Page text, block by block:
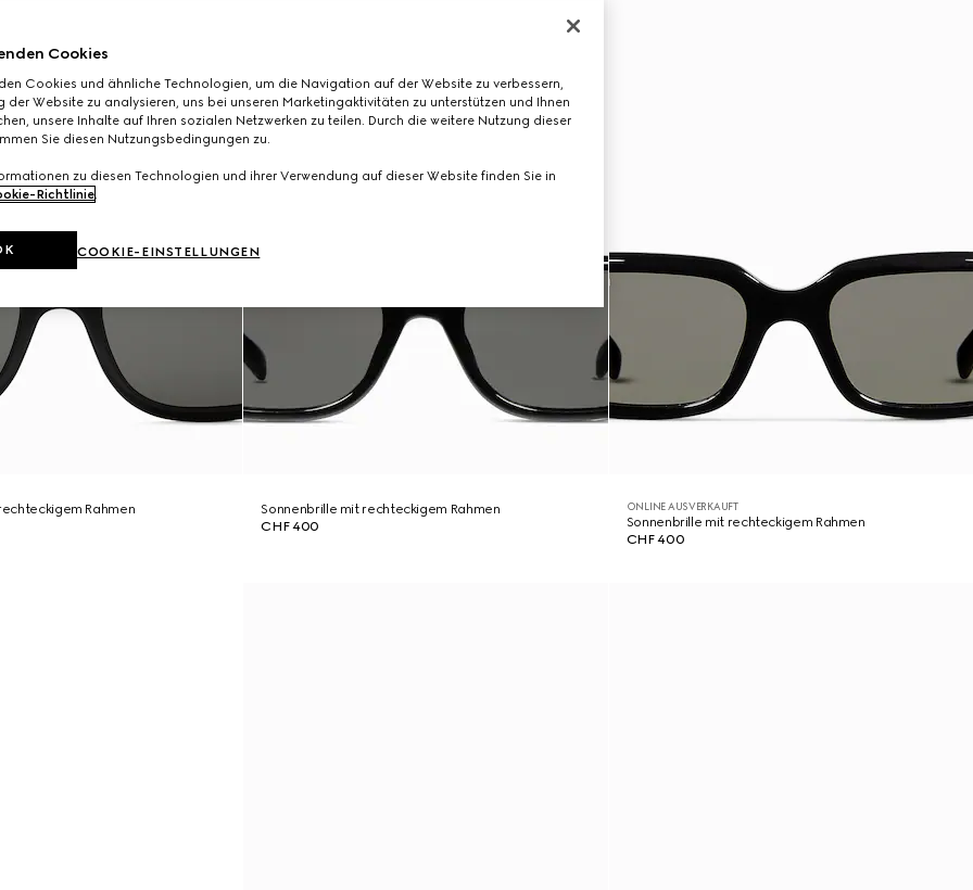
Rahmen
Sonnenbrille mit rechteckigem Rahmen
CHF 400
ONLINE AUSVERKAUFT
Sonnenbrille mit rechteckigem Rahmen
CHF 400
Cookies
Cookies und ähnliche Technologien, um die Navigation auf der Website zu verbessern,
der Website zu analysieren, uns bei unseren Marketingaktivitäten zu unterstützen und Ihnen
unsere Inhalte auf Ihren sozialen Netzwerken zu teilen. Durch die weitere Nutzung dieser
Sie diesen Nutzungsbedingungen zu.
zu diesen Technologien und ihrer Verwendung auf dieser Website finden Sie in
Richtlinie.
COOKIE-EINSTELLUNGEN